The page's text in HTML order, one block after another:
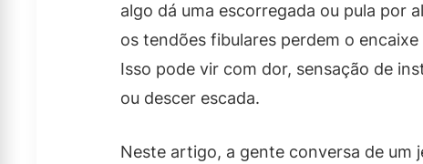
algo dá uma escorregada ou pula por
os tendões fibulares perdem o
Isso pode vir com dor, sensação de
ou descer escada.
Neste artigo, a gente conversa de um